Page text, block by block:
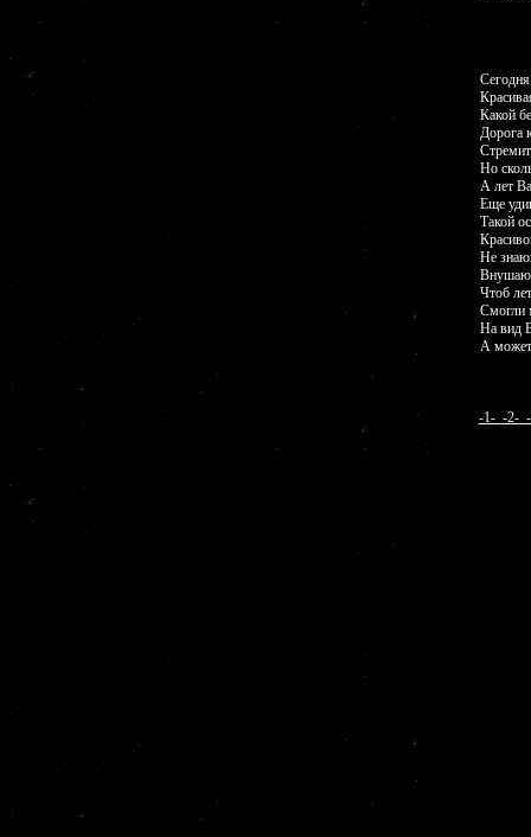
Какой
Дорога
Но
А лет
Еще
Такой
Не
Чтоб
Смогли
На вид
А
-1- -2-